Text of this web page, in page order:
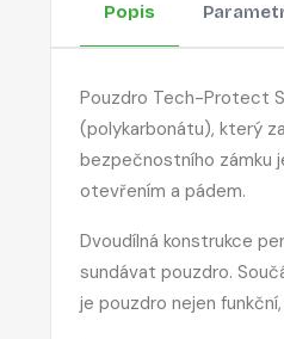
Popis
Pouzdro Tech-Protect
(polykarbonátu), který
bezpečnostního zámku
otevřením a pádem.
Dvoudílná konstrukce
sundávat pouzdro.
je pouzdro nejen